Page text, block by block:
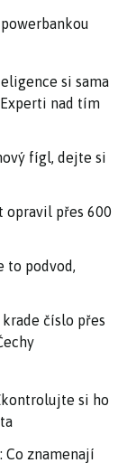
si sama
nad tím
fígl, dejte si
opravil přes 600
to podvod,
číslo přes
si ho
Co znamenají